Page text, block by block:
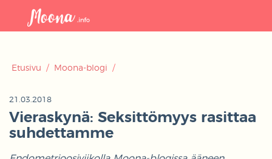
Etusivu / Moona-blogi /
21.03.2018
Vieraskynä: Seksittömyys rasittaa
suhdettamme